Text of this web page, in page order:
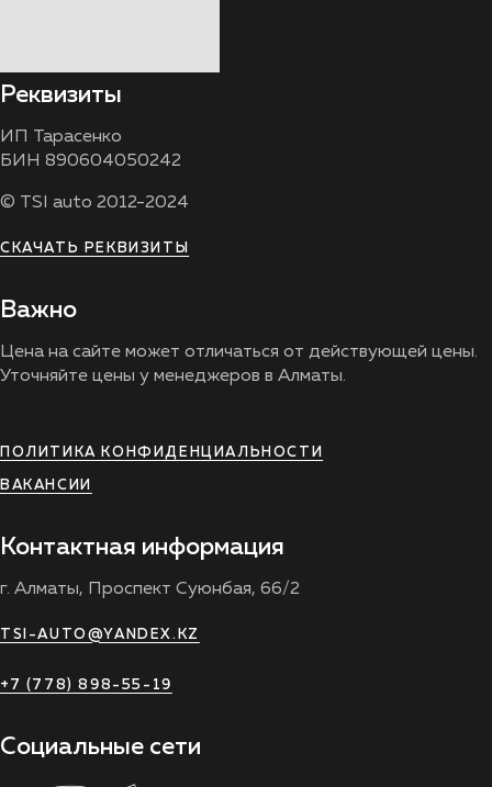
Реквизиты
ИП Тарасенко
БИН 890604050242
© TSI auto 2012-2024
СКАЧАТЬ РЕКВИЗИТЫ
Важно
Цена на сайте может отличаться от действующей цены.
Уточняйте цены у менеджеров в Алматы.
ПОЛИТИКА КОНФИДЕНЦИАЛЬНОСТИ
ВАКАНСИИ
Контактная информация
г. Алматы, Проспект Суюнбая, 66/2
TSI-AUTO@YANDEX.KZ
+7 (778) 898-55-19
Социальные сети